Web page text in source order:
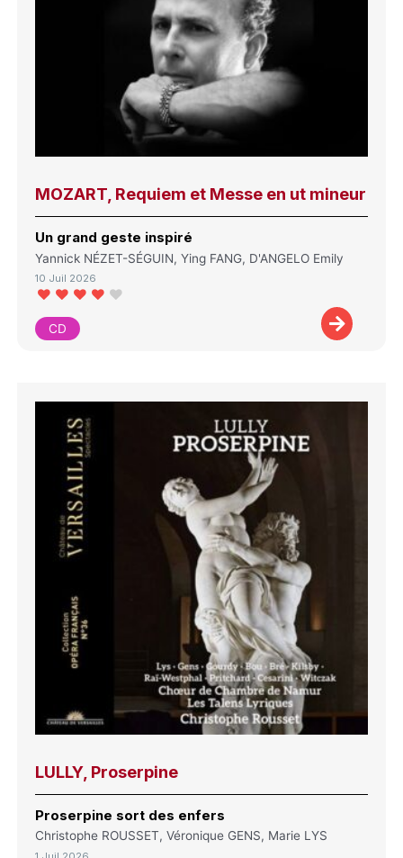
MOZART, Requiem et Messe en ut mineur
Un grand geste inspiré
Yannick NÉZET-SÉGUIN, Ying FANG, D'ANGELO Emily
10 Juil 2026
CD
LULLY, Proserpine
Proserpine sort des enfers
Christophe ROUSSET, Véronique GENS, Marie LYS